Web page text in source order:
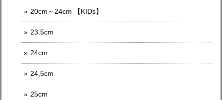
20cm～24cm 【KIDs】
23.5cm
24cm
24,5cm
25cm